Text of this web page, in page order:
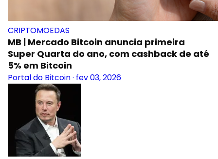
CRIPTOMOEDAS
MB | Mercado Bitcoin anuncia primeira
Super Quarta do ano, com cashback de até
5% em Bitcoin
Portal do Bitcoin· fev 03, 2026